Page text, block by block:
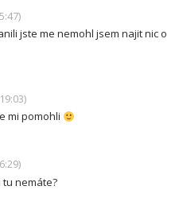
jste me nemohl jsem najit nic o
mi pomohli
tu nemáte?